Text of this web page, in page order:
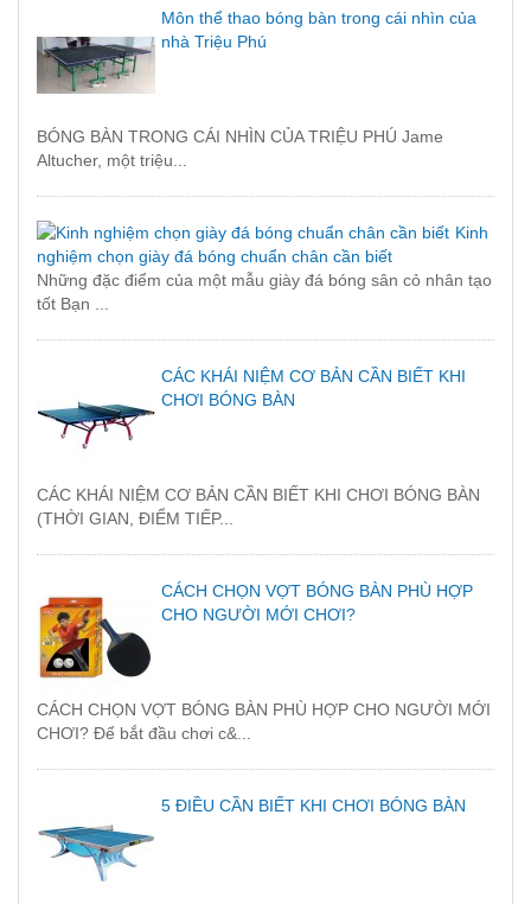
Môn thể thao bóng bàn trong cái nhìn của
nhà Triệu Phú
BÓNG BÀN TRONG CÁI NHÌN CỦA TRIỆU PHÚ Jame
Altucher, một triệu...
Kinh
nghiệm chọn giày đá bóng chuẩn chân cần biết
Những đặc điểm của một mẫu giày đá bóng sân cỏ nhân tạo
tốt Bạn ...
CÁC KHÁI NIỆM CƠ BẢN CẦN BIẾT KHI
CHƠI BÓNG BÀN
CÁC KHÁI NIỆM CƠ BẢN CẦN BIẾT KHI CHƠI BÓNG BÀN
(THỜI GIAN, ĐIỂM TIẾP...
CÁCH CHỌN VỢT BÓNG BÀN PHÙ HỢP
CHO NGƯỜI MỚI CHƠI?
CÁCH CHỌN VỢT BÓNG BÀN PHÙ HỢP CHO NGƯỜI MỚI
CHƠI? Để bắt đầu chơi c&...
5 ĐIỀU CẦN BIẾT KHI CHƠI BÓNG BÀN